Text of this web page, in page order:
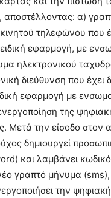
αποστέλλοντας: α)
τηλεφώνου που
εφαρμογή, με
ηλεκτρονικού
διεύθυνση που έχει
εφαρμογή με
της
Μετά την είσοδο στον
δημιουργεί
και λαμβάνει κωδικό
γραπτό μήνυμα (sms),
την